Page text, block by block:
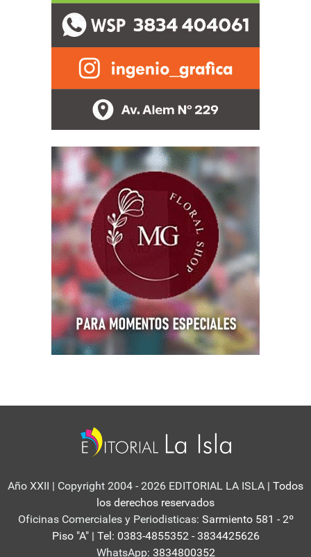
Año XXII | Copyright 2004 - 2026 EDITORIAL LA ISLA | Todos
los derechos reservados
Oficinas Comerciales y Periodisticas: Sarmiento 581 - 2º
Piso "A" | Tel: 0383-4855352 - 3834425626
WhatsApp: 3834800352